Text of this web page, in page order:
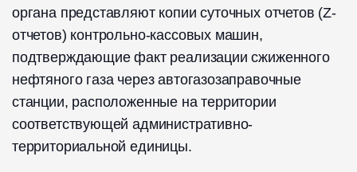
органа представляют копии суточных отчетов (Z-
отчетов) контрольно-кассовых машин,
подтверждающие факт реализации сжиженного
нефтяного газа через автогазозаправочные
станции, расположенные на территории
соответствующей административно-
территориальной единицы.